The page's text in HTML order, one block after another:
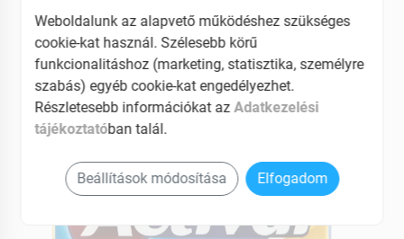
ÚJ
Weboldalunk az alapvető működéshez szükséges
cookie-kat használ. Szélesebb körű
funkcionalitáshoz (marketing, statisztika, személyre
szabás) egyéb cookie-kat engedélyezhet.
Részletesebb információkat az Adatkezelési
tájékoztatóban talál.
Beállítások módosítása Elfogadom